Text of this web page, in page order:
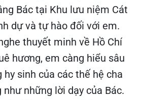
Bác tại Khu lưu niệm Cát
dự và tự hào đối với em.
thuyết minh về Hồ Chí
hương, em càng hiểu sâu
hy sinh của các thế hệ cha
những lời dạy của Bác.